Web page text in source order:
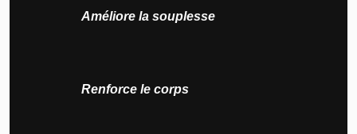
Améliore la souplesse
Renforce le corps